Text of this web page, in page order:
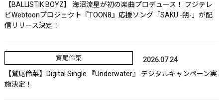
【BALLISTIK BOYZ】 海沼流星が初の楽曲プロデュース！ フジテレ
ビWebtoonプロジェクト『TOON8』応援ソング「SAKU -朔-」が配
信リリース決定！
鷲尾伶菜
2026.07.24
【鷲尾伶菜】Digital Single 『Underwater』 デジタルキャンペーン実
施決定！